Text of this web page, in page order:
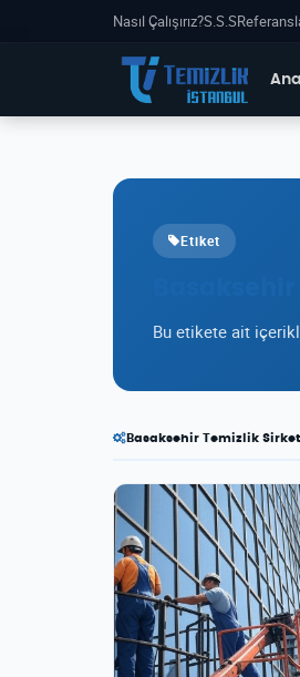
Nasıl Çalışırız?S.S.S
Etiket
Bu etikete ait
Basaksehir Temizlik